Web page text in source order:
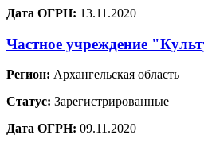
Дата ОГРН: 13.11.2020
Частное учреждение
Регион: Архангельская область
Статус: Зарегистрированные
Дата ОГРН: 09.11.2020